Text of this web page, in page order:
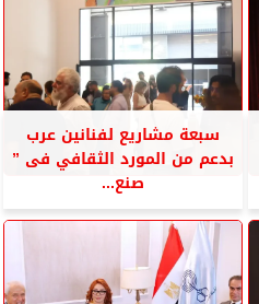
سبعة مشاريع لفنانين عرب
بدعم من المورد الثقافي فى ”
صنع...